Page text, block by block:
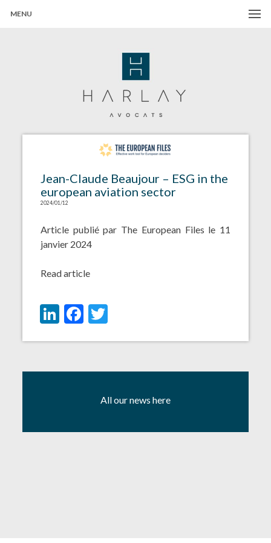
MENU
Jean-Claude Beaujour – ESG in the
european aviation sector
2024/01/12
Article publié par The European Files le 11
janvier 2024
Read article
LinkedIn
Facebook
Twitter
All our news here